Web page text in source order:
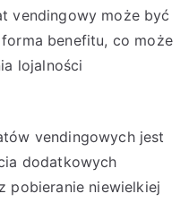
vendingowy może być
benefitu, co może
lojalności
vendingowych jest
dodatkowych
pobieranie niewielkiej